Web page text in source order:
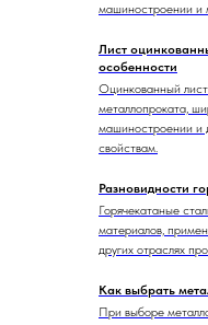
машиностроении и
Лист
особенности
Оцинкованный
металлопроката,
машиностроении и
свойствам.
Разновидности
Горячекатаные
материалов,
других отраслях
Как выбрать
При выборе